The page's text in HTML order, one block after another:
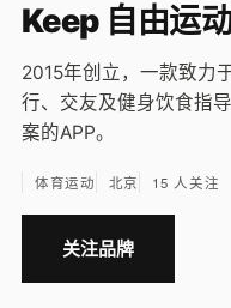
Keep 自由运
2015年创立，一款致力
行、交友及健身饮食指
案的APP。
体育运动 北京 15 人关注
关注品牌